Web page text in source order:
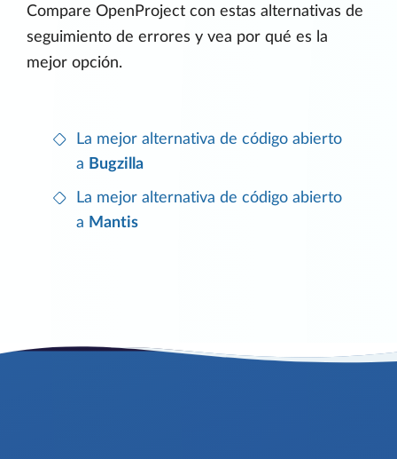
Compare OpenProject con estas alternativas de
seguimiento de errores y vea por qué es la
mejor opción.
La mejor alternativa de código abierto
a Bugzilla
La mejor alternativa de código abierto
a Mantis